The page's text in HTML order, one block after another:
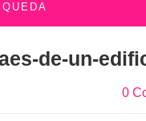
de-un-
0